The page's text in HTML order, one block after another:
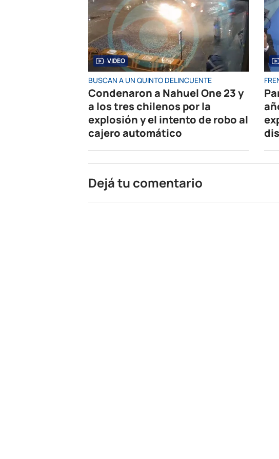
VIDEO
BUSCAN A UN QUINTO DELINCUENTE
Condenaron a Nahuel One 23 y
a los tres chilenos por la
explosión y el intento de robo al
cajero automático
Dejá tu comentario